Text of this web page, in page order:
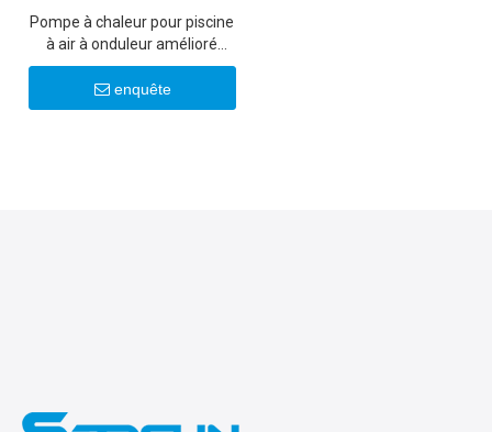
Pompe à chaleur pour piscine
à air à onduleur amélioré
R290 Al
enquête